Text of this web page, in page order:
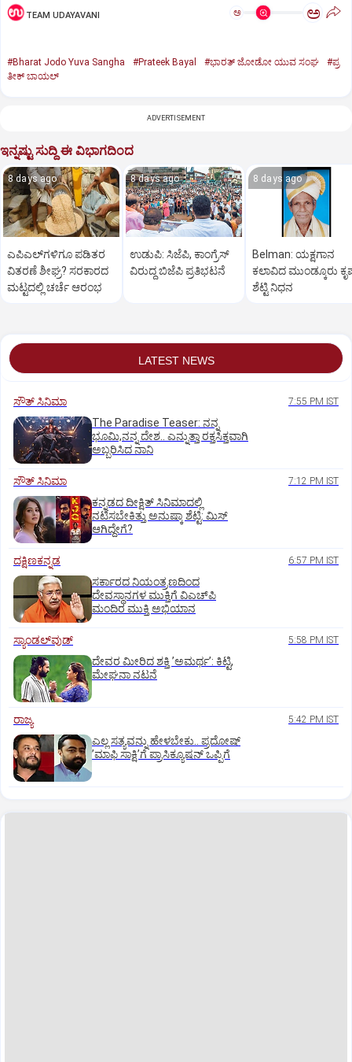
TEAM UDAYAVANI ಅ ಅ
#Bharat Jodo Yuva Sangha #Prateek Bayal #ಭಾರತ್‌ ಜೋಡೋ ಯುವ ಸಂಘ
#ಪ್ರ
ತೀಕ್‌ ಬಾಯಲ್‌
ADVERTISEMENT
ಇನ್ನಷ್ಟು ಸುದ್ದಿ ಈ ವಿಭಾಗದಿಂದ
8 days ago
ಎಪಿಎಲ್‌ಗ‌ಳಿಗೂ ಪಡಿತರ
ವಿತರಣೆ ಶೀಘ್ರ? ಸರಕಾರದ
ಮಟ್ಟದಲ್ಲಿ ಚರ್ಚೆ ಆರಂಭ
8 days ago
ಉಡುಪಿ: ಸಿಜೆಪಿ, ಕಾಂಗ್ರೆಸ್‌
ವಿರುದ್ಧ ಬಿಜೆಪಿ ಪ್ರತಿಭಟನೆ
8 days ago
Belman: ಯಕ್ಷಗಾನ
ಕಲಾವಿದ ಮುಂಡ್ಕೂರು
ಶೆಟ್ಟಿ ನಿಧನ
LATEST NEWS
ಸೌತ್‌ ಸಿನಿಮಾ 7:55 PM IST
The Paradise Teaser: ನನ್ನ
ಭೂಮಿ,ನನ್ನ ದೇಶ.. ಎನ್ನುತ್ತಾ ರಕ್ತಸಿಕ್ತವಾಗಿ
ಅಬ್ಬರಿಸಿದ ನಾನಿ
ಸೌತ್‌ ಸಿನಿಮಾ 7:12 PM IST
ಕನ್ನಡದ ದೀಕ್ಷಿತ್‌ ಸಿನಿಮಾದಲ್ಲಿ
ನಟಿಸಬೇಕಿತ್ತು ಅನುಷ್ಕಾ ಶೆಟ್ಟಿ: ಮಿಸ್‌
ಆಗಿದ್ದೇಗೆ?
ದಕ್ಷಿಣಕನ್ನಡ 6:57 PM IST
ಸರ್ಕಾರದ ನಿಯಂತ್ರಣದಿಂದ
ದೇವಸ್ಥಾನಗಳ ಮುಕ್ತಿಗೆ ವಿಎಚ್‌ಪಿ
ಮಂದಿರ ಮುಕ್ತಿ ಅಭಿಯಾನ
ಸ್ಯಾಂಡಲ್‌ವುಡ್‌ 5:58 PM IST
ದೇವರ ಮೀರಿದ ಶಕ್ತಿ ʼಅಮರ್ಥʼ: ಕಿಟ್ಟಿ,
ಮೇಘನಾ ನಟನೆ
ರಾಜ್ಯ 5:42 PM IST
ಎಲ್ಲ ಸತ್ಯವನ್ನು ಹೇಳಬೇಕು.. ಪ್ರದೋಷ್‌
ʼಮಾಫಿ ಸಾಕ್ಷಿʼಗೆ ಪ್ರಾಸಿಕ್ಯೂಷನ್ ಒಪ್ಪಿಗೆ